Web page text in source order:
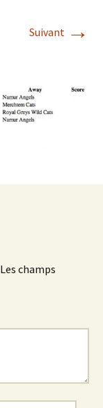
Suivant →
Les champs